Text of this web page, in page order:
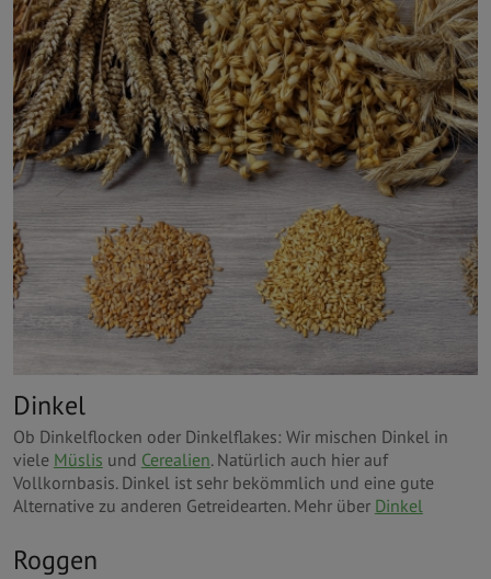
Dinkel
Ob Dinkelflocken oder Dinkelflakes: Wir mischen Dinkel in
viele Müslis und Cerealien. Natürlich auch hier auf
Vollkornbasis. Dinkel ist sehr bekömmlich und eine gute
Alternative zu anderen Getreidearten. Mehr über Dinkel
Roggen